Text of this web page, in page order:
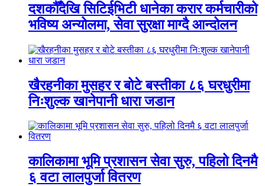
दशकौँदेखि सिटिईभिटी धानेका करार कर्मचारीको
भविष्य अन्योलमा, सेवा सुरक्षा माग्दै आन्दोलन
खैरहनीका मुसहर र बोटे बस्तीका ८६ घरधुरीमा
निःशुल्क खानेपानी धारा जडान
कालिकामा भूमि प्रशासन सेवा सुरु, पहिलो दिनमै
६ वटा लालपुर्जा वितरण